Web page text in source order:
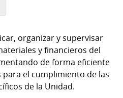
organizar y supervisar
y financieros del
de forma eficiente
el cumplimiento de las
de la Unidad.